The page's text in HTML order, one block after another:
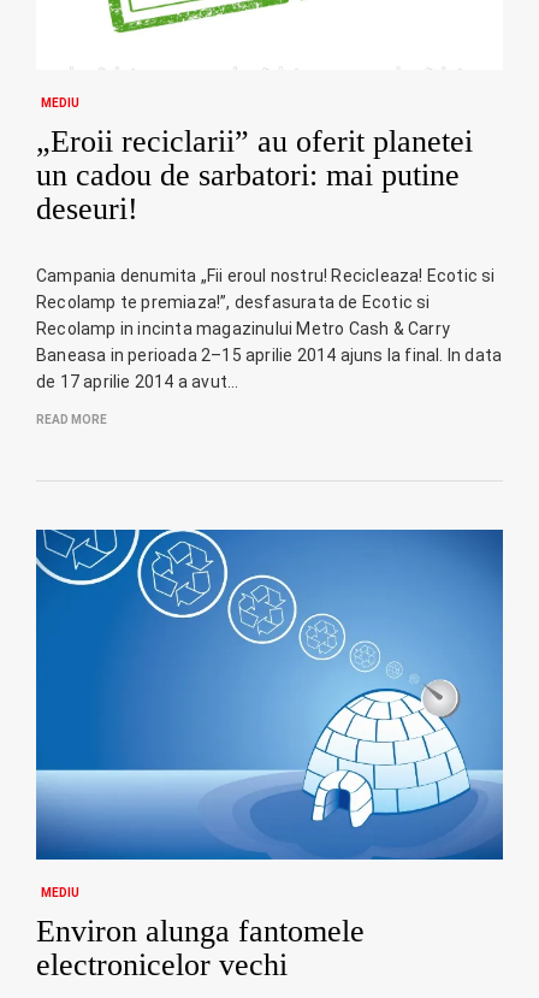
MEDIU
„Eroii reciclarii” au oferit planetei
un cadou de sarbatori: mai putine
deseuri!
Campania denumita „Fii eroul nostru! Recicleaza! Ecotic si
Recolamp te premiaza!”, desfasurata de Ecotic si
Recolamp in incinta magazinului Metro Cash & Carry
Baneasa in perioada 2–15 aprilie 2014 ajuns la final. In data
de 17 aprilie 2014 a avut…
READ MORE
MEDIU
Environ alunga fantomele
electronicelor vechi